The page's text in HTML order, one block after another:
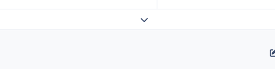
Развернуть обзор темы